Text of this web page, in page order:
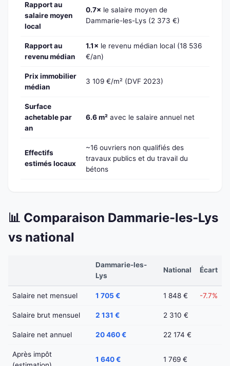
Rapport au
salaire moyen
local
0.7× le salaire moyen de
Dammarie-les-Lys (2 373 €)
Rapport au
revenu médian
1.1× le revenu médian local (18 536
€/an)
Prix immobilier
médian
3 109 €/m² (DVF 2023)
Surface
achetable par
an
6.6 m² avec le salaire annuel net
Effectifs
estimés locaux
~16 ouvriers non qualifiés des
travaux publics et du travail du
bétons
📊 Comparaison Dammarie-les-Lys
vs national
Dammarie-les-
Lys
National Écart
Salaire net mensuel 1 705 € 1 848 € -7.7%
Salaire brut mensuel 2 131 € 2 310 €
Salaire net annuel 20 460 € 22 174 €
Après impôt
1 640 € 1 769 €